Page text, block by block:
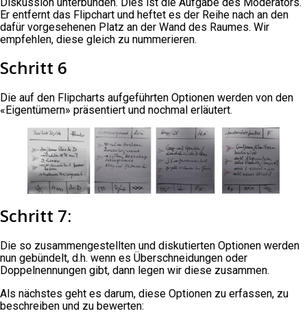
Er entfernt das Flipchart und heftet es der Reihe nach an den
dafür vorgesehenen Platz an der Wand des Raumes. Wir
empfehlen, diese gleich zu nummerieren.
Schritt 6
Die auf den Flipcharts aufgeführten Optionen werden von den
«Eigentümern» präsentiert und nochmal erläutert.
Schritt 7:
Die so zusammengestellten und diskutierten Optionen werden
nun gebündelt, d.h. wenn es Überschneidungen oder
Doppelnennungen gibt, dann legen wir diese zusammen.
Als nächstes geht es darum, diese Optionen zu erfassen, zu
beschreiben und zu bewerten: